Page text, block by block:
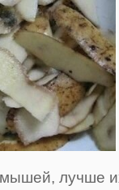
лучше